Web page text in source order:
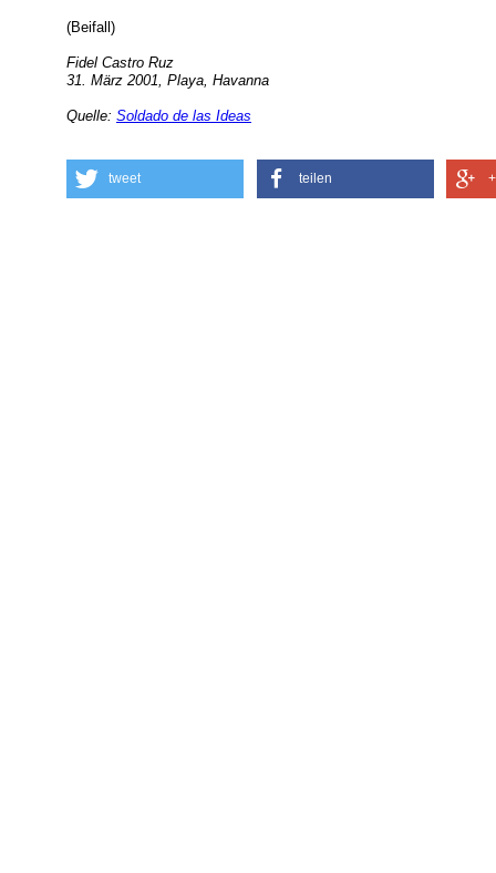
(Beifall)
Fidel Castro Ruz
31. März 2001, Playa, Havanna
Quelle: Soldado de las Ideas
tweet teilen